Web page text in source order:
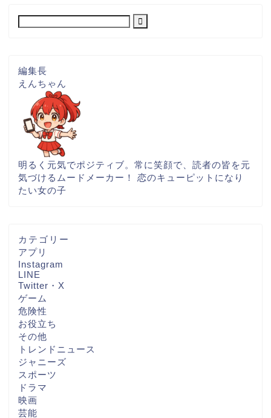
編集長
えんちゃん
明るく元気でポジティブ。常に笑顔で、読者の皆を元
気づけるムードメーカー！ 恋のキューピットになり
たい女の子
カテゴリー
アプリ
Instagram
LINE
Twitter・X
ゲーム
危険性
お役立ち
その他
トレンドニュース
ジャニーズ
スポーツ
ドラマ
映画
芸能